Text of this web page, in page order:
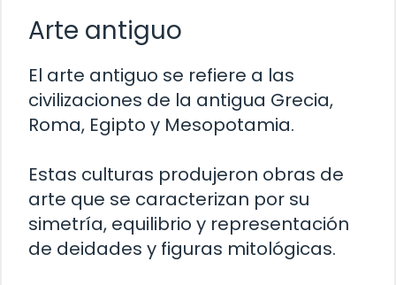
Arte antiguo
El arte antiguo se refiere a las
civilizaciones de la antigua Grecia,
Roma, Egipto y Mesopotamia.
Estas culturas produjeron obras de
arte que se caracterizan por su
simetría, equilibrio y representación
de deidades y figuras mitológicas.